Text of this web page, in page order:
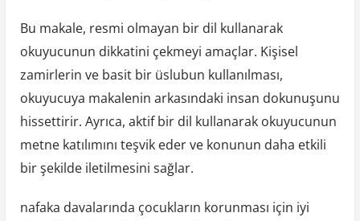
Bu makale, resmi olmayan bir dil kullanarak
okuyucunun dikkatini çekmeyi amaçlar. Kişisel
zamirlerin ve basit bir üslubun kullanılması,
okuyucuya makalenin arkasındaki insan dokunuşunu
hissettirir. Ayrıca, aktif bir dil kullanarak okuyucunun
metne katılımını teşvik eder ve konunun daha etkili
bir şekilde iletilmesini sağlar.
nafaka davalarında çocukların korunması için iyi